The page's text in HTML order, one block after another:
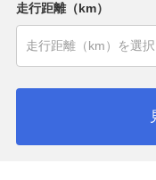
走行距離（km）